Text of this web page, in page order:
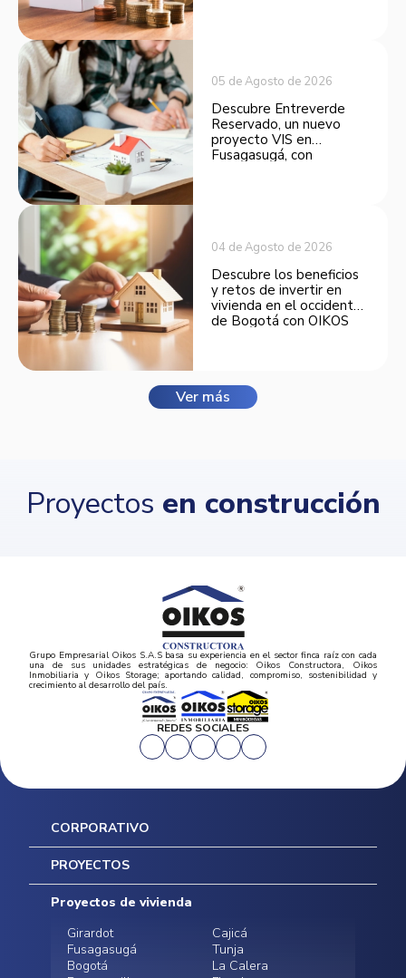
05 de Agosto de 2026
Descubre Entreverde
Reservado, un nuevo
proyecto VIS en
Fusagasugá, con
04 de Agosto de 2026
Descubre los beneficios
y retos de invertir en
vivienda en el occidente
de Bogotá con OIKOS
Ver más
Proyectos en construcción
Grupo Empresarial Oikos S.A.S basa su experiencia en el sector finca raíz con cada
una de sus unidades estratégicas de negocio: Oikos Constructora, Oikos
Inmobiliaria y Oikos Storage; aportando calidad, compromiso, sostenibilidad y
crecimiento al desarrollo del país.
REDES SOCIALES
CORPORATIVO
Inicio
Postventas
Contratación Directa
Noticias
PROYECTOS
Proyectos de vivienda
Girardot
Cajicá
Fusagasugá
Tunja
Bogotá
La Calera